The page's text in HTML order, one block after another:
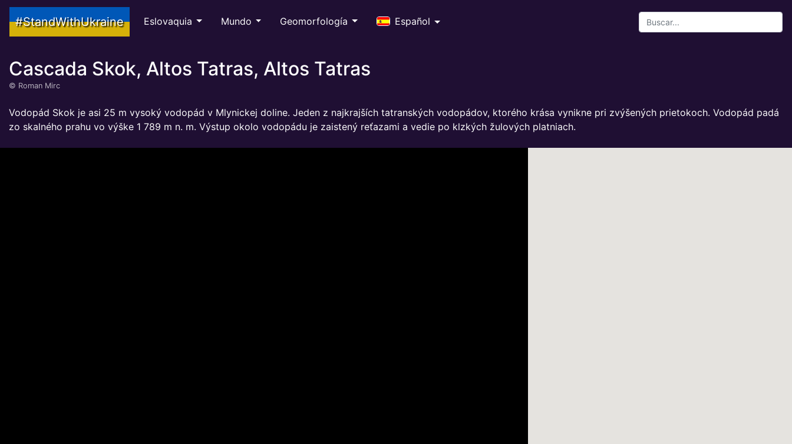
#StandWithUkraine Eslovaquia Mundo Geomorfología Español
Cascada Skok, Altos Tatras, Altos Tatras
© Roman Mirc
Vodopád Skok je asi 25 m vysoký vodopád v Mlynickej doline. Jeden z najkrajších tatranských vodopádov, ktorého krása vynikne pri zvýšených prietokoch. Vodopád padá
zo skalného prahu vo výške 1 789 m n. m. Výstup okolo vodopádu je zaistený reťazami a vedie po klzkých žulových platniach.